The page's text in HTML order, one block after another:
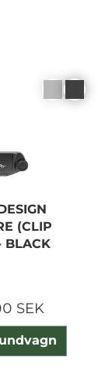
(CLIP
BLACK
SEK